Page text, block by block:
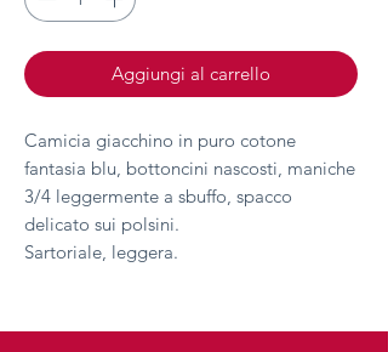
Aggiungi al carrello
Camicia giacchino in puro cotone
fantasia blu, bottoncini nascosti, maniche
3/4 leggermente a sbuffo, spacco
delicato sui polsini.
Sartoriale, leggera.